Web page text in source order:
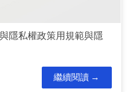
隱私權政策用規範與隱
繼續閱讀